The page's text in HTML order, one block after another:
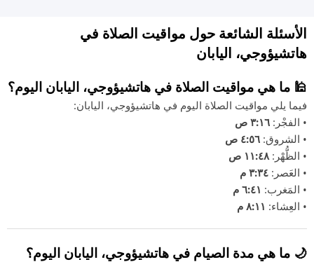
الأسئلة الشائعة حول مواقيت الصلاة في
هاتشيؤوجي، اليابان
🕌 ما هي مواقيت الصلاة في هاتشيؤوجي، اليابان اليوم؟
فيما يلي مواقيت الصلاة اليوم في هاتشيؤوجي، اليابان:
• الفجْر: ٣:١٦ ص
• الشروق: ٤:٥٦ ص
• الظُّهْر:١١:٤٨ ص
• العَصر: ٣:٣٤ م
• المَغرب: ٦:٤١ م
• العِشاء: ٨:١١ م
🌙 ما هي مدة الصيام في هاتشيؤوجي، اليابان اليوم؟